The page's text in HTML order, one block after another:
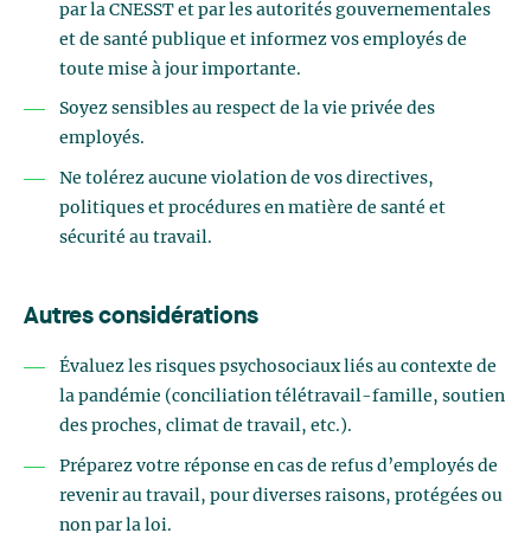
par la CNESST et par les autorités gouvernementales
et de santé publique et informez vos employés de
toute mise à jour importante.
Soyez sensibles au respect de la vie privée des
employés.
Ne tolérez aucune violation de vos directives,
politiques et procédures en matière de santé et
sécurité au travail.
Autres considérations
Évaluez les risques psychosociaux liés au contexte de
la pandémie (conciliation télétravail-famille, soutien
des proches, climat de travail, etc.).
Préparez votre réponse en cas de refus d’employés de
revenir au travail, pour diverses raisons, protégées ou
non par la loi.